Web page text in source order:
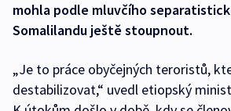
mohla podle mluvčího
Somalilandu ještě stoupnout.
„Je to práce obyčejných teroristů,
destabilizovat,“ uvedl etiopský